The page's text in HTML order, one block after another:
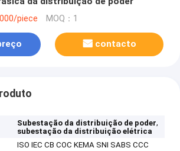
piece MOQ：1
contacto
Subestação da distribuição de poder,
subestação da distribuição elétrica
ISO IEC CB COC KEMA SNI SABS CCC